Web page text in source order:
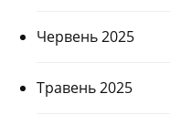
Червень 2025
Травень 2025